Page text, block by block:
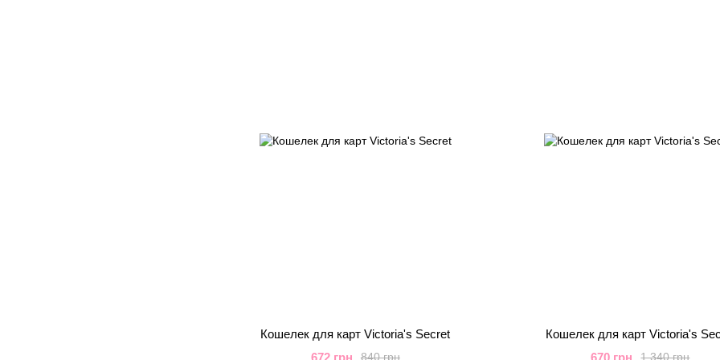
Кошелек для карт Victoria's Secret
840 грн
672 грн
Кошелек для карт Victoria's
1 340 грн
670 грн